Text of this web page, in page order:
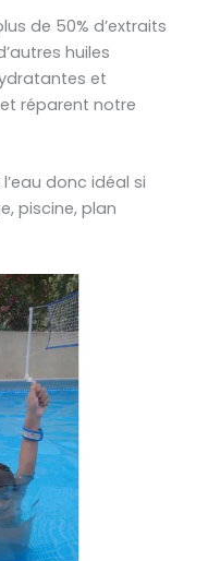
de 50% d’extraits
huiles
et
réparent notre
donc idéal si
piscine, plan